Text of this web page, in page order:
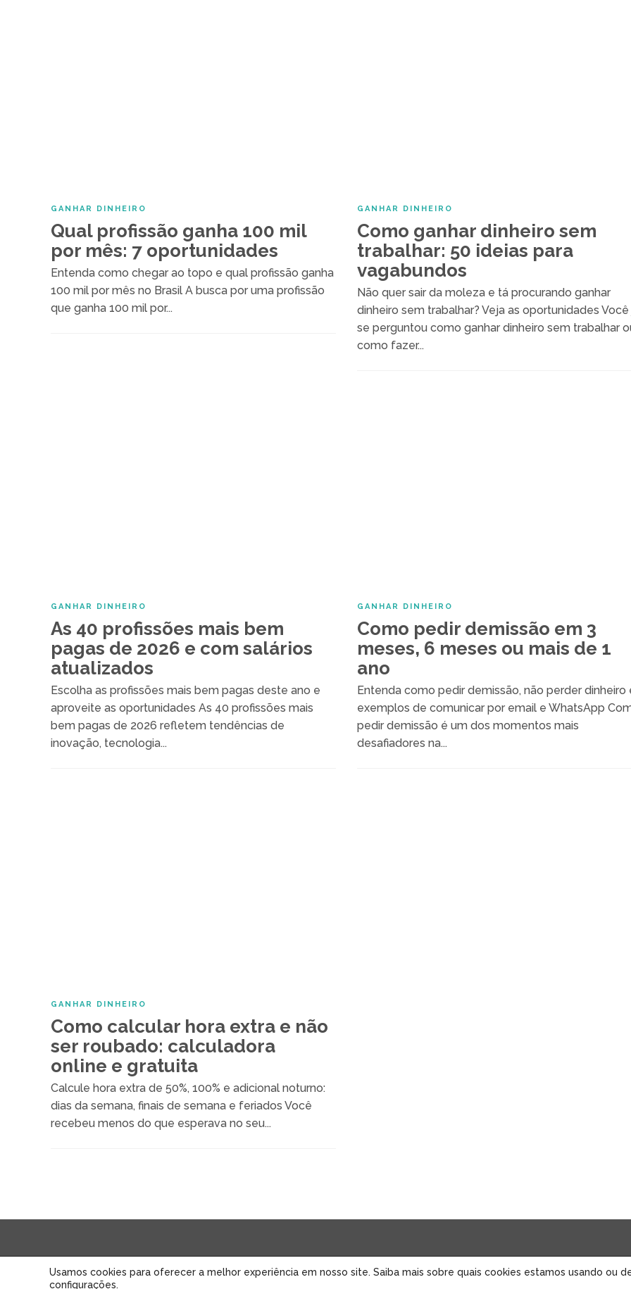
GANHAR DINHEIRO
Qual profissão ganha 100 mil
por mês: 7 oportunidades
Entenda como chegar ao topo e qual profissão ganha
100 mil por mês no Brasil A busca por uma profissão
que ganha 100 mil por...
GANHAR DINHEIRO
Como ganhar dinheiro sem
trabalhar: 50 ideias para
vagabundos
Não quer sair da moleza e tá procurando ganhar
dinheiro sem trabalhar? Veja as oportunidades Você
se perguntou como ganhar dinheiro sem trabalhar
como fazer...
GANHAR DINHEIRO
As 40 profissões mais bem
pagas de 2026 e com salários
atualizados
Escolha as profissões mais bem pagas deste ano e
aproveite as oportunidades As 40 profissões mais
bem pagas de 2026 refletem tendências de
inovação, tecnologia...
GANHAR DINHEIRO
Como pedir demissão em 3
meses, 6 meses ou mais de 1
ano
Entenda como pedir demissão, não perder dinheiro
exemplos de comunicar por email e WhatsApp
pedir demissão é um dos momentos mais
desafiadores na...
GANHAR DINHEIRO
Como calcular hora extra e não
ser roubado: calculadora
online e gratuita
Calcule hora extra de 50%, 100% e adicional noturno:
dias da semana, finais de semana e feriados Você
recebeu menos do que esperava no seu...
Usamos cookies para oferecer a melhor experiência em nosso site. Saiba mais sobre quais cookies estamos usando ou
configurações.